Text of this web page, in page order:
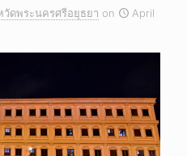
วัดพระนครศรีอยุธยา on
April